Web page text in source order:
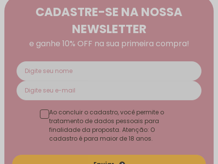
CADASTRE-SE NA NOSSA
NEWSLETTER
e ganhe 10% OFF na sua primeira compra!
Ao concluir o cadastro, você permite o
tratamento de dados pessoais para
finalidade da proposta. Atenção: O
cadastro é para maior de 18 anos.